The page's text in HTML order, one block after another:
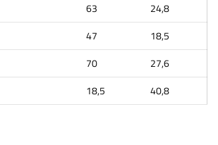
63
24,8
47
18,5
70
27,6
18,5 40,8